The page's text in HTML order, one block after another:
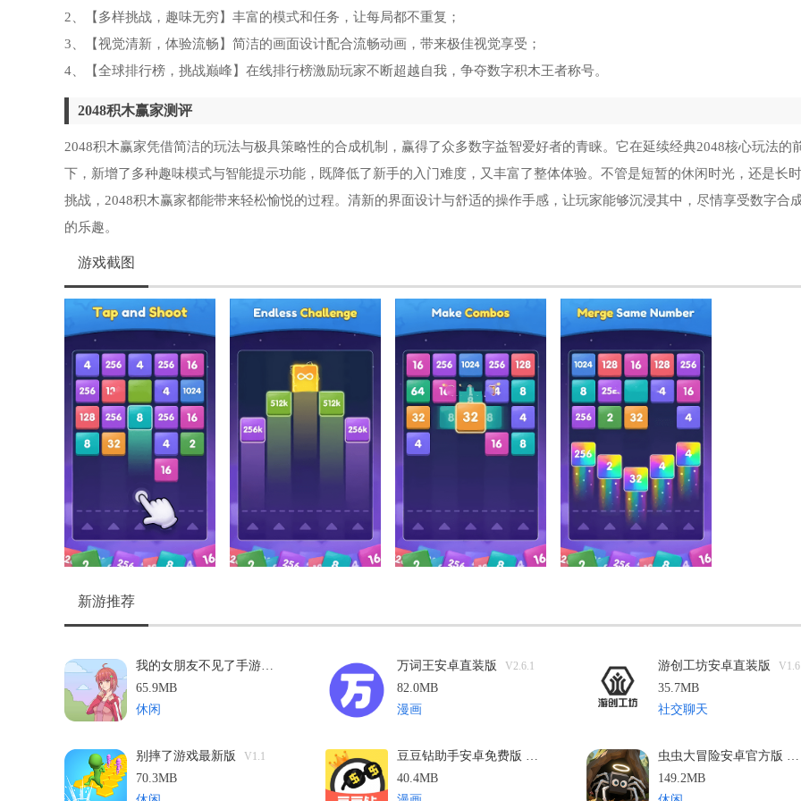
2、【多样挑战，趣味无穷】丰富的模式和任务，让每局都不重复；
3、【视觉清新，体验流畅】简洁的画面设计配合流畅动画，带来极佳视觉享受；
4、【全球排行榜，挑战巅峰】在线排行榜激励玩家不断超越自我，争夺数字积木王者称号。
2048积木赢家测评
2048积木赢家凭借简洁的玩法与极具策略性的合成机制，赢得了众多数字益智爱好者的青睐。它在延续经典2048核心玩法的
下，新增了多种趣味模式与智能提示功能，既降低了新手的入门难度，又丰富了整体体验。不管是短暂的休闲时光，还是长
挑战，2048积木赢家都能带来轻松愉悦的过程。清新的界面设计与舒适的操作手感，让玩家能够沉浸其中，尽情享受数字合
的乐趣。
游戏截图
新游推荐
65.9MB
休闲
万词王安卓直装版 V2.6.1
82.0MB
漫画
游创工坊安卓直装版 V1.6
35.7MB
社交聊天
别摔了游戏最新版 V1.1
70.3MB
40.4MB
149.2MB